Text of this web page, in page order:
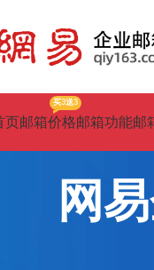
页邮箱价格
买3送3
邮箱功能邮
网